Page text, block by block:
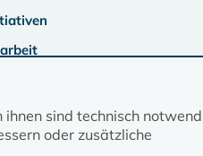
sind technisch
oder zusätzliche